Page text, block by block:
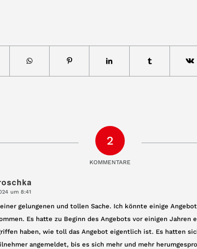
2
KOMMENTARE
um 8:41
gelungenen und tollen Sache. Ich könnte einige
Es hatte zu Beginn des Angebots vor einigen Jahren
haben, wie toll das Angebot eigentlich ist. Es hatten
angemeldet, bis es sich mehr und mehr